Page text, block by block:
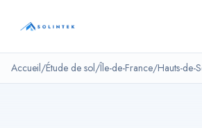
SOLINTEK- Bureau d'études
Accueil/Étude de sol/Île-de-France/Hauts-de-